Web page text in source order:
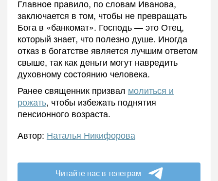
Главное правило, по словам Иванова,
заключается в том, чтобы не превращать
Бога в «банкомат». Господь — это Отец,
который знает, что полезно душе. Иногда
отказ в богатстве является лучшим ответом
свыше, так как деньги могут навредить
духовному состоянию человека.
Ранее священник призвал молиться и
рожать, чтобы избежать поднятия
пенсионного возраста.
Автор: Наталья Никифорова
Читайте нас в телеграм